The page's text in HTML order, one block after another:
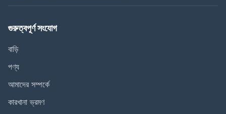
গুরুত্বপূর্ণ সংযোগ
বাড়ি
পণ্য
আমাদের সম্পর্কে
কারখানা ভ্রমণ